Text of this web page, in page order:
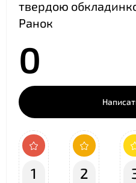
твердою
Ранок
0
1 2